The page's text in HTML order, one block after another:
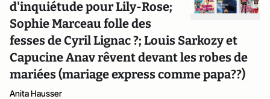
d'inquiétude pour Lily-Rose;
Sophie Marceau folle des
fesses de Cyril Lignac ?; Louis Sarkozy et
Capucine Anav rêvent devant les robes de
mariées (mariage express comme papa??)
Anita Hausser